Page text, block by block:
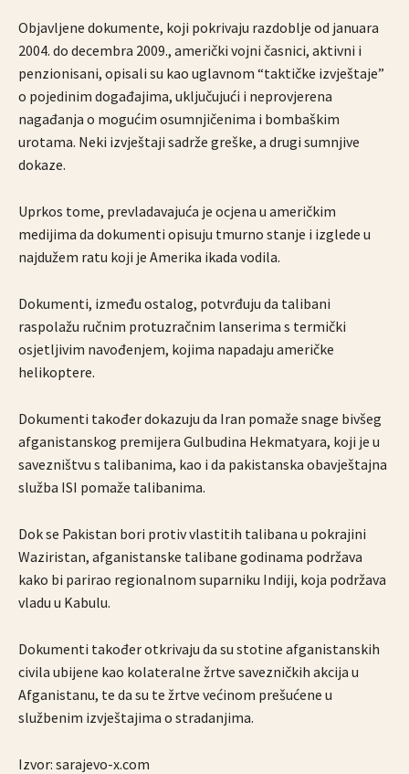
Objavljene dokumente, koji pokrivaju razdoblje od januara
2004. do decembra 2009., američki vojni časnici, aktivni i
penzionisani, opisali su kao uglavnom “taktičke izvještaje”
o pojedinim događajima, uključujući i neprovjerena
nagađanja o mogućim osumnjičenima i bombaškim
urotama. Neki izvještaji sadrže greške, a drugi sumnjive
dokaze.
Uprkos tome, prevladavajuća je ocjena u američkim
medijima da dokumenti opisuju tmurno stanje i izglede u
najdužem ratu koji je Amerika ikada vodila.
Dokumenti, između ostalog, potvrđuju da talibani
raspolažu ručnim protuzračnim lanserima s termički
osjetljivim navođenjem, kojima napadaju američke
helikoptere.
Dokumenti također dokazuju da Iran pomaže snage bivšeg
afganistanskog premijera Gulbudina Hekmatyara, koji je u
savezništvu s talibanima, kao i da pakistanska obavještajna
služba ISI pomaže talibanima.
Dok se Pakistan bori protiv vlastitih talibana u pokrajini
Waziristan, afganistanske talibane godinama podržava
kako bi parirao regionalnom suparniku Indiji, koja podržava
vladu u Kabulu.
Dokumenti također otkrivaju da su stotine afganistanskih
civila ubijene kao kolateralne žrtve savezničkih akcija u
Afganistanu, te da su te žrtve većinom prešućene u
službenim izvještajima o stradanjima.
Izvor: sarajevo-x.com